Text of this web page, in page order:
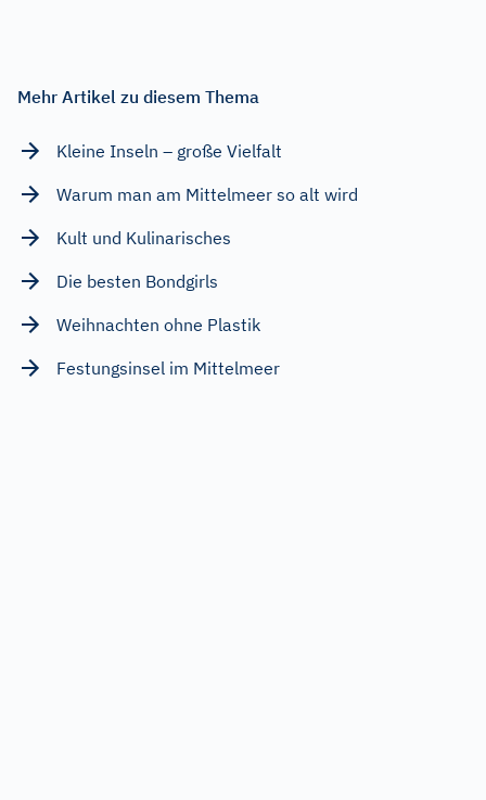
Mehr Artikel zu diesem Thema
Kleine Inseln – große Vielfalt
Warum man am Mittelmeer so alt wird
Kult und Kulinarisches
Die besten Bondgirls
Weihnachten ohne Plastik
Festungsinsel im Mittelmeer